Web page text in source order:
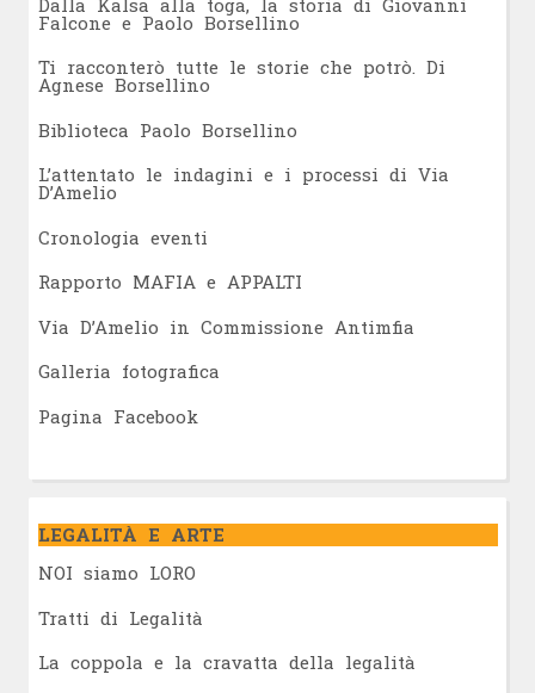
Falcone e Paolo Borsellino
Ti racconterò tutte le storie che potrò. Di
Agnese Borsellino
Biblioteca Paolo Borsellino
L’attentato le indagini e i processi di Via
D’Amelio
Cronologia eventi
Rapporto MAFIA e APPALTI
Via D’Amelio in Commissione Antimfia
Galleria fotografica
Pagina Facebook
LEGALITÀ E ARTE
NOI siamo LORO
Tratti di Legalità
La coppola e la cravatta della legalità